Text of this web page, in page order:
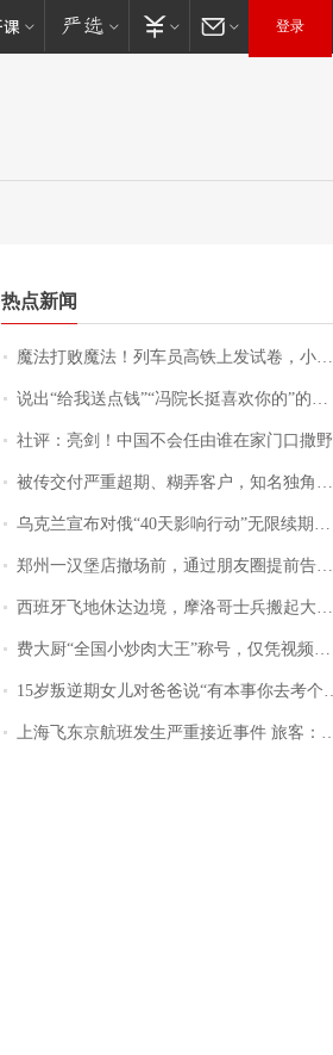
登录
热点新闻
魔法打败魔法！列车员高铁上发试卷，小朋友一秒静音，12306回应：列车员个人行为，不是铁路规定
说出“给我送点钱”“冯院长挺喜欢你的”的执行局局长被停职，被骚扰的当事人还有问题待解决
社评：亮剑！中国不会任由谁在家门口撒野
被传交付严重超期、糊弄客户，知名独角兽车企创始人回应：都没证据，将依法采取措施，“本人长期与美国交管局保持沟通，对方表示肯定”
乌克兰宣布对俄“40天影响行动”无限续期，7月两国对轰数据均创纪录
郑州一汉堡店撤场前，通过朋友圈提前告知逐一退费，有顾客仅剩1元也全被退回，分文不少；顾客：言而有信，让人感动
西班牙飞地休达边境，摩洛哥士兵搬起大石块投向移民引争议，此前一天内数万人从摩洛哥涌入西班牙
费大厨“全国小炒肉大王”称号，仅凭视频评出？中国烹饪协会回应
15岁叛逆期女儿对爸爸说“有本事你去考个研究生”，44岁职场“老登”一战上岸“985”；父亲坦言拒绝空想，常年保持每月读6本书的习惯
上海飞东京航班发生严重接近事件 旅客：正常下降后突然拉升，下飞机时都不知险些撞机